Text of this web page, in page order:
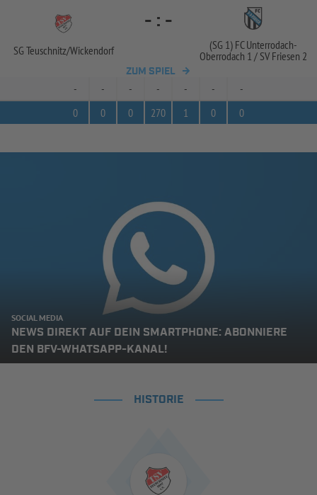
SG Teuschnitz/Wickendorf
- : -
(SG 1) FC Unterrodach-
Oberrodach 1 / SV Friesen 2
ZUM SPIEL
- - - - - -
-
0
0 0 270 1 0 0
SOCIAL MEDIA
NEWS DIREKT AUF DEIN SMARTPHONE: ABONNIERE
DEN BFV-WHATSAPP-KANAL!
HISTORIE